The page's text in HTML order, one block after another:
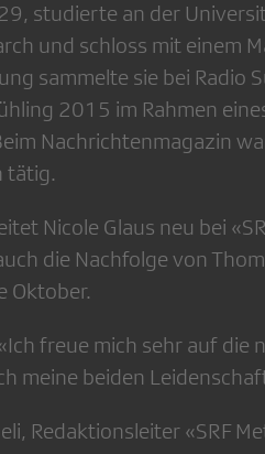
studierte an der
und schloss mit einem
sammelte sie bei Radio
2015 im Rahmen
Nachrichtenmagazin
tätig.
Nicole Glaus neu bei
die Nachfolge von
Oktober.
freue mich sehr auf die
meine beiden
Redaktionsleiter «SRF